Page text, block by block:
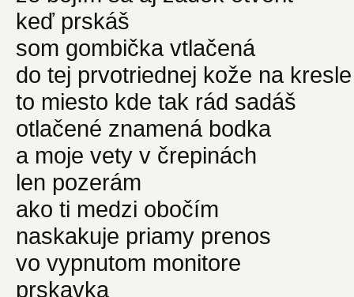
keď prskáš
som gombička vtlačená
do tej prvotriednej kože na kresle
to miesto kde tak rád sadáš
otlačené znamená bodka
a moje vety v črepinách
len pozerám
ako ti medzi obočím
naskakuje priamy prenos
vo vypnutom monitore
prskavka